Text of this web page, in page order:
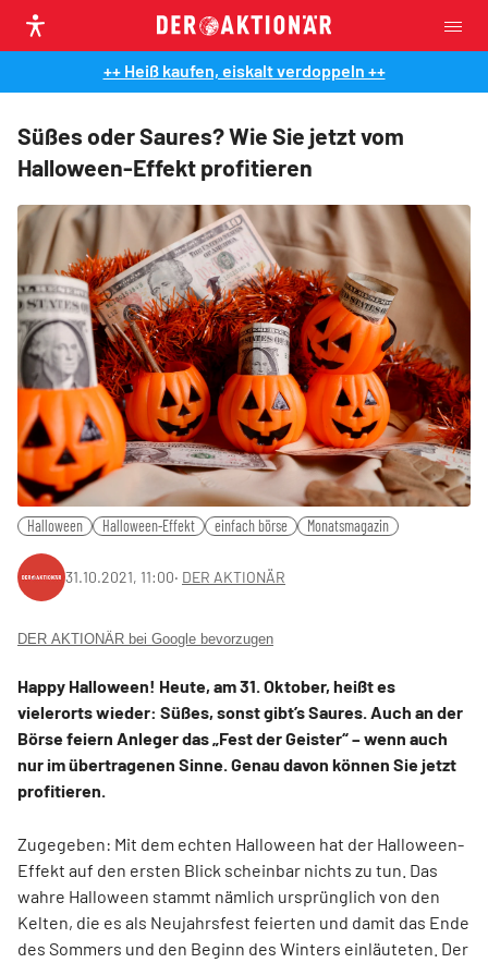
++ Heiß kaufen, eiskalt verdoppeln ++
Süßes oder Saures? Wie Sie jetzt vom
Halloween-Effekt profitieren
Halloween Halloween-Effekt einfach börse Monatsmagazin
31.10.2021, 11:00‧ DER AKTIONÄR
DER AKTIONÄR bei Google bevorzugen
Happy Halloween! Heute, am 31. Oktober, heißt es
vielerorts wieder: Süßes, sonst gibt’s Saures. Auch an der
Börse feiern Anleger das „Fest der Geister“ – wenn auch
nur im übertragenen Sinne. Genau davon können Sie jetzt
profitieren.
Zugegeben: Mit dem echten Halloween hat der Halloween-
Effekt auf den ersten Blick scheinbar nichts zu tun. Das
wahre Halloween stammt nämlich ursprünglich von den
Kelten, die es als Neujahrsfest feierten und damit das Ende
des Sommers und den Beginn des Winters einläuteten. Der